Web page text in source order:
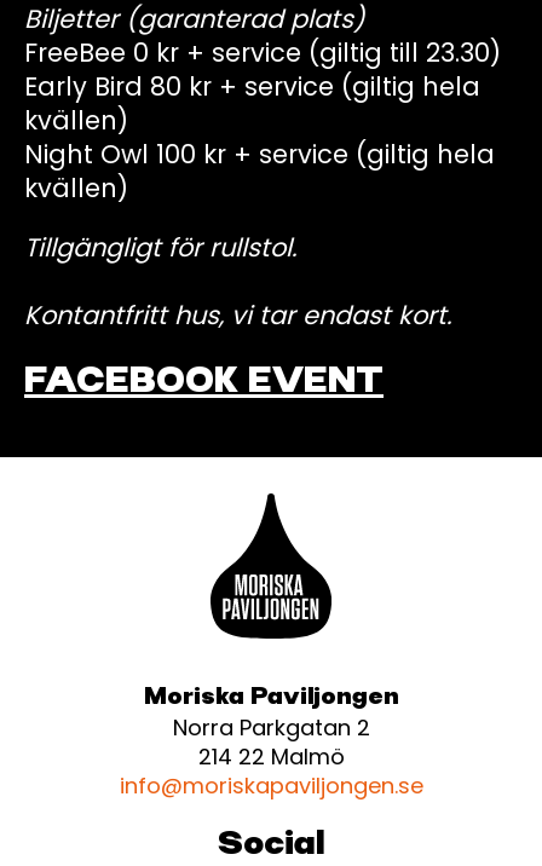
Biljetter (garanterad plats)
FreeBee 0 kr + service (giltig till 23.30)
Early Bird 80 kr + service (giltig hela
kvällen)
Night Owl 100 kr + service (giltig hela
kvällen)
Tillgängligt för rullstol.
Kontantfritt hus, vi tar endast kort.
FACEBOOK EVENT
Moriska Paviljongen
Norra Parkgatan 2
214 22 Malmö
info@moriskapaviljongen.se
Social